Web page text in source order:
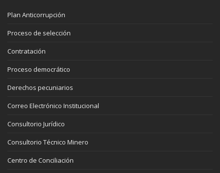
Plan Anticorrupción
Proceso de selección
Contratación
Proceso democrático
Derechos pecuniarios
Correo Electrónico Institucional
Consultorio Jurídico
Consultorio Técnico Minero
Centro de Conciliación